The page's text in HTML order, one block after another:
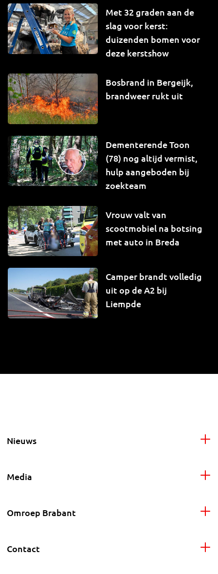
Met 32 graden aan de
slag voor kerst:
duizenden bomen voor
deze kerstshow
Bosbrand in Bergeijk,
brandweer rukt uit
Dementerende Toon
(78) nog altijd vermist,
hulp aangeboden bij
zoekteam
Vrouw valt van
scootmobiel na botsing
met auto in Breda
Camper brandt volledig
uit op de A2 bij
Liempde
Nieuws
Media
Omroep Brabant
Contact